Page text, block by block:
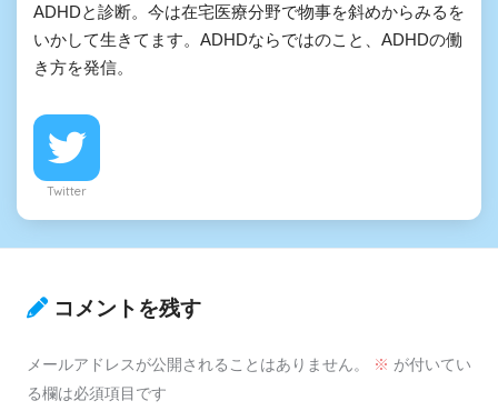
ADHDと診断。今は在宅医療分野で物事を斜めからみるを
いかして生きてます。ADHDならではのこと、ADHDの働
き方を発信。
Twitter
コメントを残す
メールアドレスが公開されることはありません。 ※ が付いてい
る欄は必須項目です